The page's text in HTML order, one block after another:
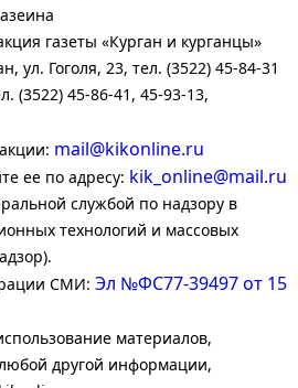
газеты «Курган и курганцы»
ул. Гоголя, 23, тел. (3522) 45-84-31
(3522) 45-86-41, 45-93-13,
mail@kikonline.ru
ее по адресу: kik_online@mail.ru
службой по надзору в
технологий и массовых
СМИ: Эл №ФС77-39497 от 15
материалов,
другой информации,